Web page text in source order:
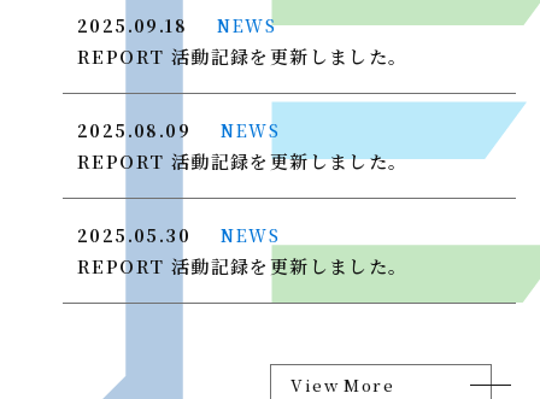
2025.09.18 NEWS
REPORT 活動記録を更新しました。
2025.08.09 NEWS
REPORT 活動記録を更新しました。
2025.05.30 NEWS
REPORT 活動記録を更新しました。
View More